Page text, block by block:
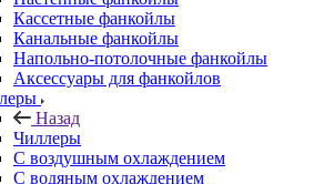
Кассетные фанкойлы
Канальные фанкойлы
Напольно-потолочные фанкойлы
Аксессуары для фанкойлов
Назад
Чиллеры
С воздушным охлаждением
С водяным охлаждением